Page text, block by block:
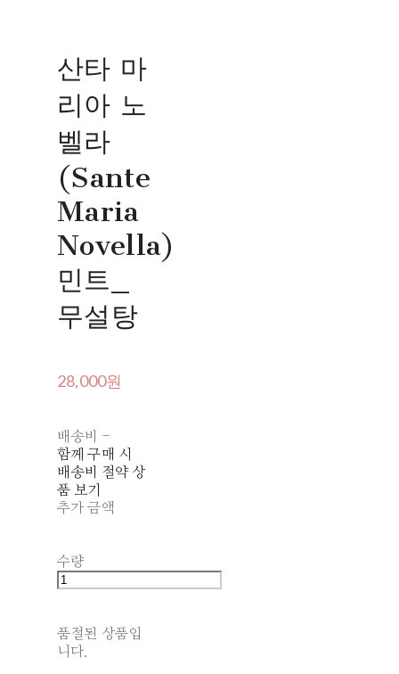
산타 마
리아 노
벨라
(Sante
Maria
Novella)
민트_
무설탕
28,000원
배송비 -
함께 구매 시
배송비 절약 상
품 보기
추가 금액
수량
품절된 상품입
니다.